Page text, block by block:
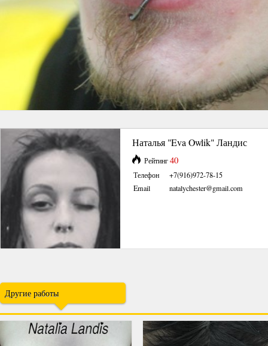
Наталья "Eva Owlik" Ландис
Рейтинг40
Телефон
+7(916)972-78-15
Email
natalychester@gmail.com
Другие работы